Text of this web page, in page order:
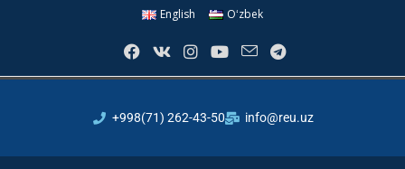
English Oʻzbek
+998(71) 262-43-50 info@reu.uz